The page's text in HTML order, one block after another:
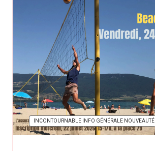
INCONTOURNABLE INFO GÉNÉRALE NOUVEAUTÉ